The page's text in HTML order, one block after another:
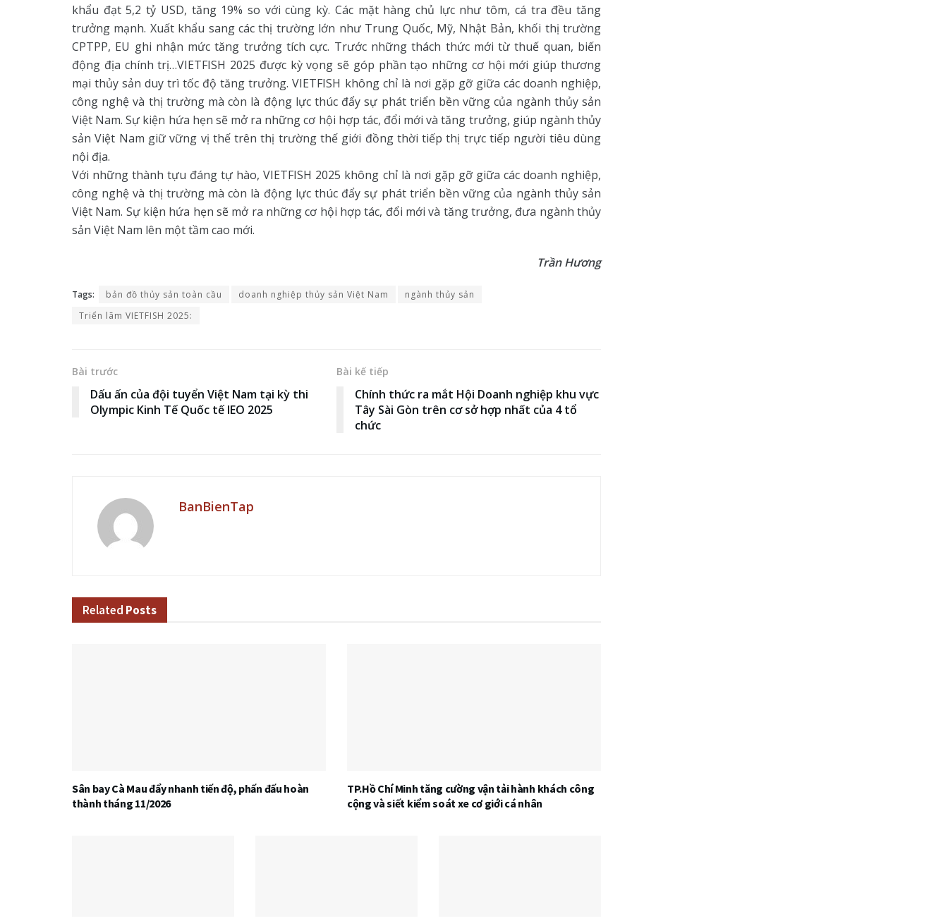
khẩu đạt 5,2 tỷ USD, tăng 19% so với cùng kỳ. Các mặt hàng chủ lực như tôm, cá tra đều tăng
trưởng mạnh. Xuất khẩu sang các thị trường lớn như Trung Quốc, Mỹ, Nhật Bản, khối thị trường
CPTPP, EU ghi nhận mức tăng trưởng tích cực. Trước những thách thức mới từ thuế quan, biến
động địa chính trị…VIETFISH 2025 được kỳ vọng sẽ góp phần tạo những cơ hội mới giúp thương
mại thủy sản duy trì tốc độ tăng trưởng. VIETFISH không chỉ là nơi gặp gỡ giữa các doanh nghiệp,
công nghệ và thị trường mà còn là động lực thúc đẩy sự phát triển bền vững của ngành thủy sản
Việt Nam. Sự kiện hứa hẹn sẽ mở ra những cơ hội hợp tác, đổi mới và tăng trưởng, giúp ngành thủy
sản Việt Nam giữ vững vị thế trên thị trường thế giới đồng thời tiếp thị trực tiếp người tiêu dùng
nội địa.
Với những thành tựu đáng tự hào, VIETFISH 2025 không chỉ là nơi gặp gỡ giữa các doanh nghiệp,
công nghệ và thị trường mà còn là động lực thúc đẩy sự phát triển bền vững của ngành thủy sản
Việt Nam. Sự kiện hứa hẹn sẽ mở ra những cơ hội hợp tác, đổi mới và tăng trưởng, đưa ngành thủy
sản Việt Nam lên một tầm cao mới.
Trần Hương
Tags: bản đồ thủy sản toàn cầu doanh nghiệp thủy sản Việt Nam
ngành thủy sản
Triển lãm VIETFISH 2025:
Bài trước
Dấu ấn của đội tuyển Việt Nam tại kỳ thi
Olympic Kinh Tế Quốc tế IEO 2025
Bài kế tiếp
Chính thức ra mắt Hội Doanh nghiệp khu vực
Tây Sài Gòn trên cơ sở hợp nhất của 4 tổ
chức
BanBienTap
Related Posts
Sân bay Cà Mau đẩy nhanh tiến độ, phấn đấu hoàn
thành tháng 11/2026
TP.Hồ Chí Minh tăng cường vận tải hành khách công
cộng và siết kiểm soát xe cơ giới cá nhân